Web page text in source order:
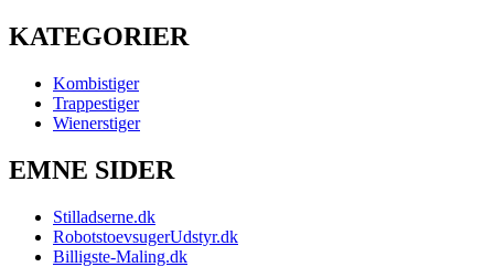
KATEGORIER
Kombistiger
Trappestiger
Wienerstiger
EMNE SIDER
Stilladserne.dk
RobotstoevsugerUdstyr.dk
Billigste-Maling.dk